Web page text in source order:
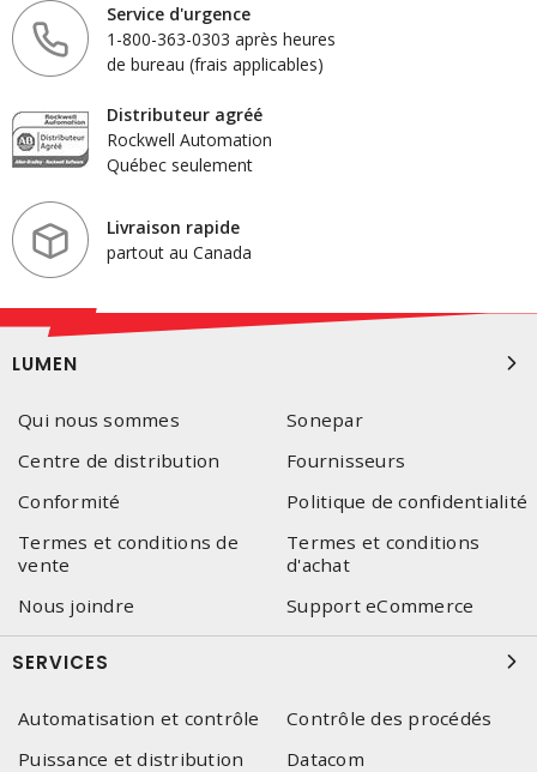
Service d'urgence
1-800-363-0303 après heures
de bureau (frais applicables)
Distributeur agréé
Rockwell Automation
Québec seulement
Livraison rapide
partout au Canada
LUMEN
Qui nous sommes
Sonepar
Centre de distribution
Fournisseurs
Conformité
Politique de confidentialité
Termes et conditions de
vente
Termes et conditions
d'achat
Nous joindre
Support eCommerce
SERVICES
Automatisation et contrôle
Contrôle des procédés
Puissance et distribution
Datacom